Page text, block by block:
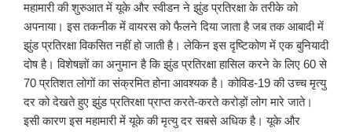
महामारी की शुरुआत में यूके और स्वीडन ने झुंड प्रतिरक्षा के तरीके को
अपनाया। इस तकनीक में वायरस को फैलने दिया जाता है जब तक आबादी में
झुंड प्रतिरक्षा विकसित नहीं हो जाती है। लेकिन इस दृष्टिकोण में एक बुनियादी
दोष है। विशेषज्ञों का अनुमान है कि झुंड प्रतिरक्षा हासिल करने के लिए 60 से
70 प्रतिशत लोगों का संक्रमित होना आवश्यक है। कोविड-19 की उच्च मृत्यु
दर को देखते हुए झुंड प्रतिरक्षा प्राप्त करते-करते करोड़ों लोग मारे जाते।
इसी कारण इस महामारी में यूके की मृत्यु दर सबसे अधिक है। यूके और